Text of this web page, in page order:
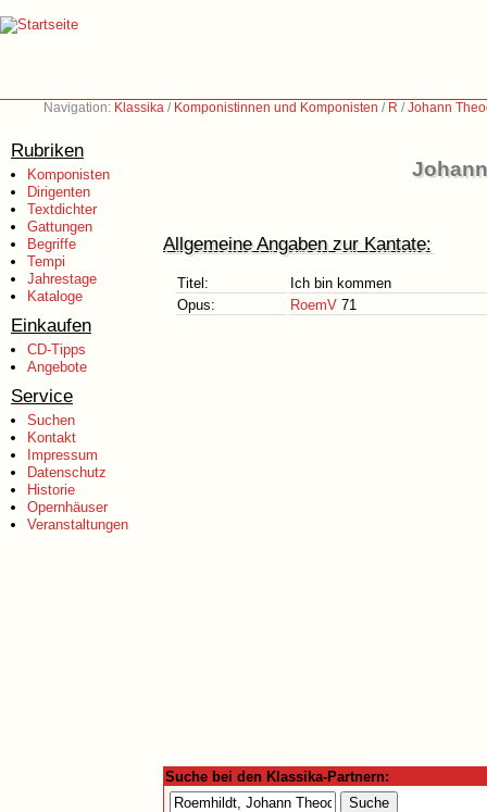
Navigation: Klassika / Komponistinnen und Komponisten / R /Johann
Rubriken
Komponisten
Dirigenten
Textdichter
Gattungen
Begriffe
Tempi
Jahrestage
Kataloge
Einkaufen
CD-Tipps
Angebote
Service
Suchen
Kontakt
Impressum
Datenschutz
Historie
Opernhäuser
Veranstaltungen
Allgemeine Angaben zur Kantate:
Titel:
Ich bin kommen
Opus:
RoemV 71
Suche bei den Klassika-Partnern: